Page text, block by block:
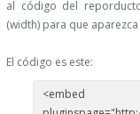
al código del
(width) para que
El código es este:
<embed